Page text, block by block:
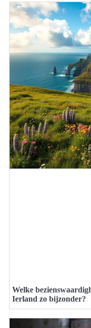
Welke
Ierland zo bijzonder?